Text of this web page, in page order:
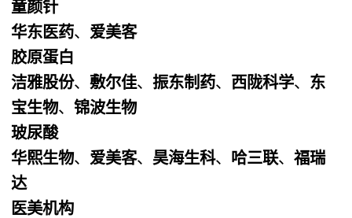
童颜针
华东医药、 爱美客
胶原蛋白
洁雅股份、敷尔佳、振东制药、 西陇科学、 东
宝生物、锦波生物
玻尿酸
华熙生物、 爱美客、 昊海生科、 哈三联、福瑞
达
医美机构